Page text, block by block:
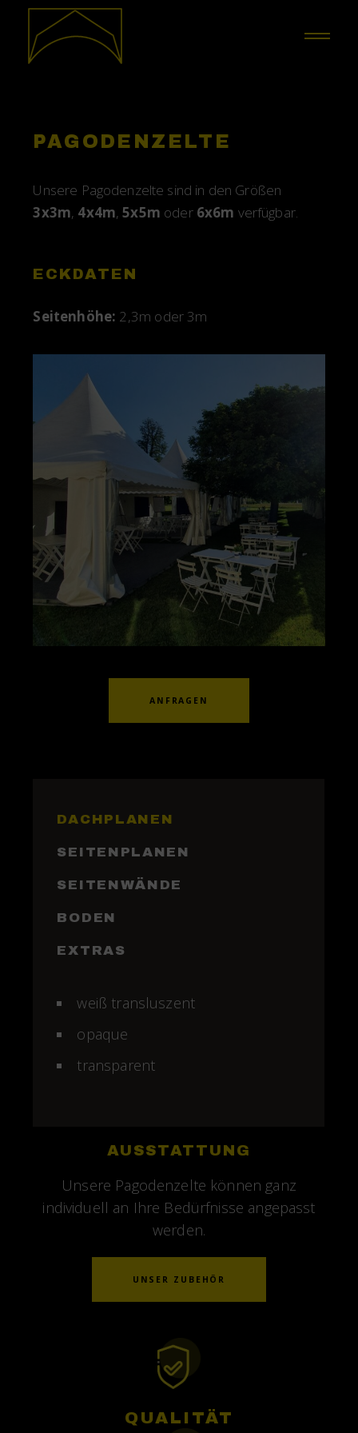
PAGODENZELTE
Unsere Pagodenzelte sind in den Größen
3x3m, 4x4m,5x5m oder 6x6m verfügbar.
ECKDATEN
Seitenhöhe: 2,3m oder 3m
ANFRAGEN
DACHPLANEN
SEITENPLANEN
SEITENWÄNDE
BODEN
EXTRAS
weiß transluszent
opaque
transparent
AUSSTATTUNG
Unsere Pagodenzelte können ganz
individuell an Ihre Bedürfnisse angepasst
werden.
UNSER ZUBEHÖR
QUALITÄT